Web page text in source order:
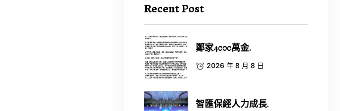
Recent Post
鄭家4000萬金.
2026 年 8 月 8 日
智匯保經人力成長.